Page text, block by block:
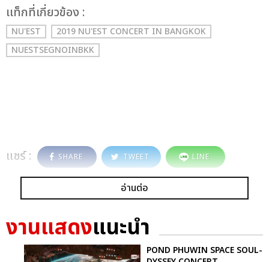
เเท็กที่เกี่ยวข้อง :
NU'EST 2019 NU'EST CONCERT IN BANGKOK
NUESTSEGNOINBKK
แชร์ : SHARE TWEET LINE
อ่านต่อ
งานแสดงแนะนำ
POND PHUWIN SPACE SOUL-